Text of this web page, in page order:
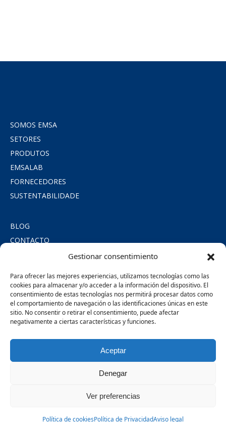
Gestionar consentimiento
Para ofrecer las mejores experiencias, utilizamos tecnologías como las
cookies para almacenar y/o acceder a la información del dispositivo. El
consentimiento de estas tecnologías nos permitirá procesar datos como
el comportamiento de navegación o las identificaciones únicas en este
sitio. No consentir o retirar el consentimiento, puede afectar
negativamente a ciertas características y funciones.
Aceptar
Denegar
Ver preferencias
Política de cookiesPolítica de PrivacidadAviso legal
SOMOS EMSA
SETORES
PRODUTOS
EMSALAB
FORNECEDORES
SUSTENTABILIDADE
BLOG
CONTACTO
POLÍTICA DE PRIVACIDADE
AVISO LEGAL
COMPROMISSO SOCIAL
SÍGUENOS
© Copyright